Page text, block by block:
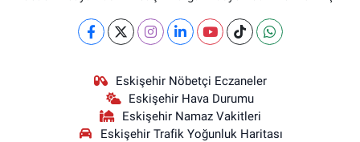
Eskişehir Nöbetçi Eczaneler
Eskişehir Hava Durumu
Eskişehir Namaz Vakitleri
Eskişehir Trafik Yoğunluk Haritası